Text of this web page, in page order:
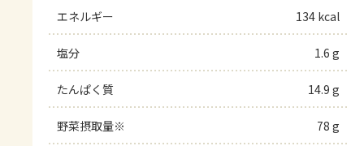
エネルギー 134 kcal
塩分 1.6 g
たんぱく質 14.9 g
野菜摂取量※ 78 g